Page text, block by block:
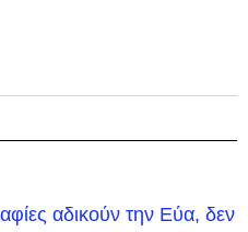
αδικούν την Εύα, δεν